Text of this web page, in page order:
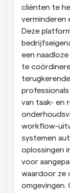
cliënten te
verminderen
Deze
een
te
van taak- en
workflow-
systemen
oplossingen
voor
waardoor ze
omgevingen.